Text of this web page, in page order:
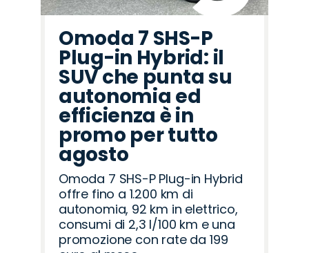
Omoda 7 SHS-P
Plug-in Hybrid: il
SUV che punta su
autonomia ed
efficienza è in
promo per tutto
agosto
Omoda 7 SHS-P Plug-in Hybrid
offre fino a 1.200 km di
autonomia, 92 km in elettrico,
consumi di 2,3 l/100 km e una
promozione con rate da 199